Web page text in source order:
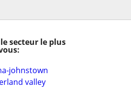
secteur le plus
johnstown
valley